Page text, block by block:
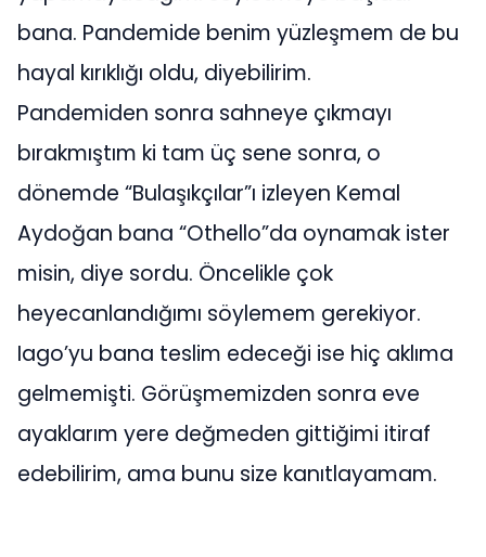
bana. Pandemide benim yüzleşmem de bu
hayal kırıklığı oldu, diyebilirim.
Pandemiden sonra sahneye çıkmayı
bırakmıştım ki tam üç sene sonra, o
dönemde “Bulaşıkçılar”ı izleyen Kemal
Aydoğan bana “Othello”da oynamak ister
misin, diye sordu. Öncelikle çok
heyecanlandığımı söylemem gerekiyor.
Iago’yu bana teslim edeceği ise hiç aklıma
gelmemişti. Görüşmemizden sonra eve
ayaklarım yere değmeden gittiğimi itiraf
edebilirim, ama bunu size kanıtlayamam.